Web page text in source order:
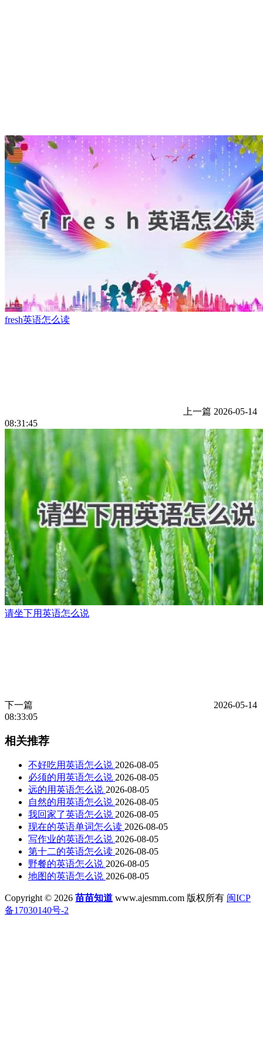
fresh英语怎么读
上一篇 2026-05-14
08:31:45
请坐下用英语怎么说
下一篇
2026-05-14
08:33:05
相关推荐
不好吃用英语怎么说 2026-08-05
必须的用英语怎么说 2026-08-05
远的用英语怎么说 2026-08-05
自然的用英语怎么说 2026-08-05
我回家了英语怎么说 2026-08-05
现在的英语单词怎么读 2026-08-05
写作业的英语怎么说 2026-08-05
第十二的英语怎么读 2026-08-05
野餐的英语怎么说 2026-08-05
地图的英语怎么说 2026-08-05
Copyright © 2026 苗苗知道 www.ajesmm.com 版权所有 闽ICP
备17030140号-2